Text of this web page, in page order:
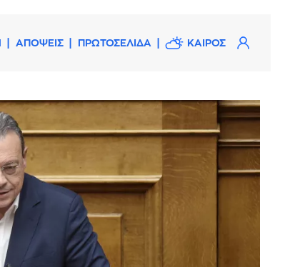
ΑΠΟΨΕΙΣ ΠΡΩΤΟΣΕΛΙΔΑ ΚΑΙΡΟΣ